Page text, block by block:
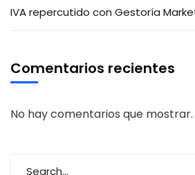
IVA repercutido con Gestoría
Comentarios recientes
No hay comentarios que mostrar.